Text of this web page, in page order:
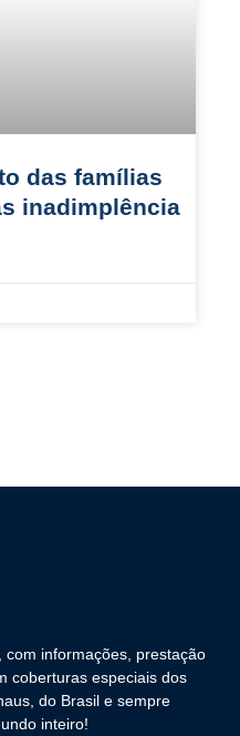
das famílias
inadimplência
informações, prestação
coberturas especiais dos
do Brasil e sempre
inteiro!